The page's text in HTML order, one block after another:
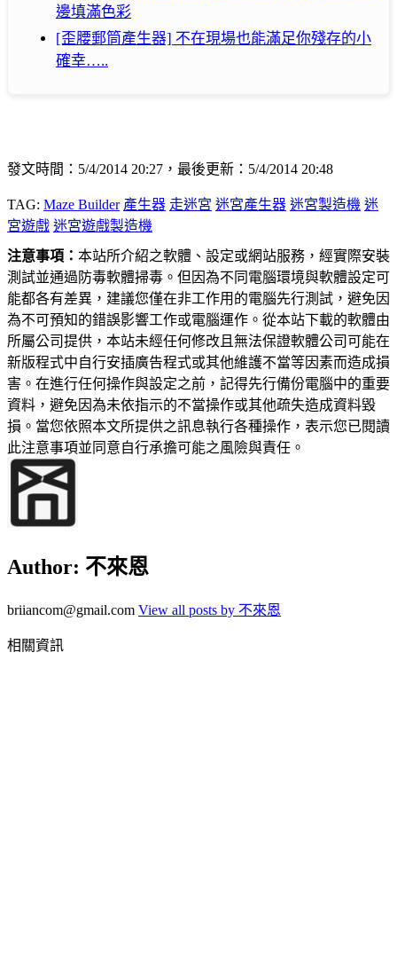
邊填滿色彩
[歪腰郵筒產生器] 不在現場也能滿足你殘存的小
確幸…..
發文時間：5/4/2014 20:27，最後更新：5/4/2014 20:48
TAG: Maze Builder 產生器 走迷宮 迷宮產生器 迷宮製造機 迷
宮遊戲 迷宮遊戲製造機
注意事項： 本站所介紹之軟體、設定或網站服務，經實際安裝
測試並通過防毒軟體掃毒。但因為不同電腦環境與軟體設定可
能都各有差異，建議您僅在非工作用的電腦先行測試，避免因
為不可預知的錯誤影響工作或電腦運作。從本站下載的軟體由
所屬公司提供，本站未經任何修改且無法保證軟體公司可能在
新版程式中自行安插廣告程式或其他維護不當等因素而造成損
害。在進行任何操作與設定之前，記得先行備份電腦中的重要
資料，避免因為未依指示的不當操作或其他疏失造成資料毀
損。當您依照本文所提供之訊息執行各種操作，表示您已閱讀
此注意事項並同意自行承擔可能之風險與責任。
Author: 不來恩
briiancom@gmail.com View all posts by 不來恩
相關資訊